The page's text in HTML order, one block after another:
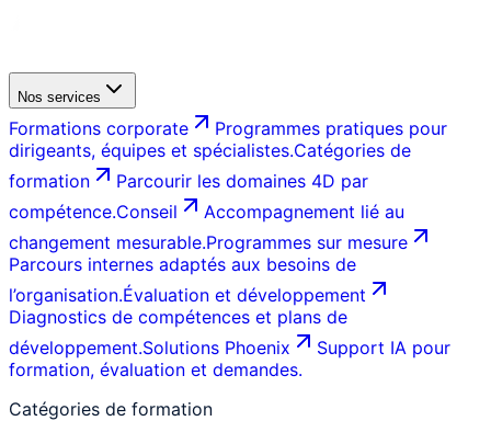
Nos services
Formations corporate
Programmes pratiques pour
dirigeants, équipes et spécialistes.Catégories de
formation
Parcourir les domaines 4D par
compétence.Conseil
Accompagnement lié au
changement mesurable.Programmes sur mesure
Parcours internes adaptés aux besoins de
l’organisation.Évaluation et développement
Diagnostics de compétences et plans de
développement.Solutions Phoenix
Support IA pour
formation, évaluation et demandes.
Catégories de formation